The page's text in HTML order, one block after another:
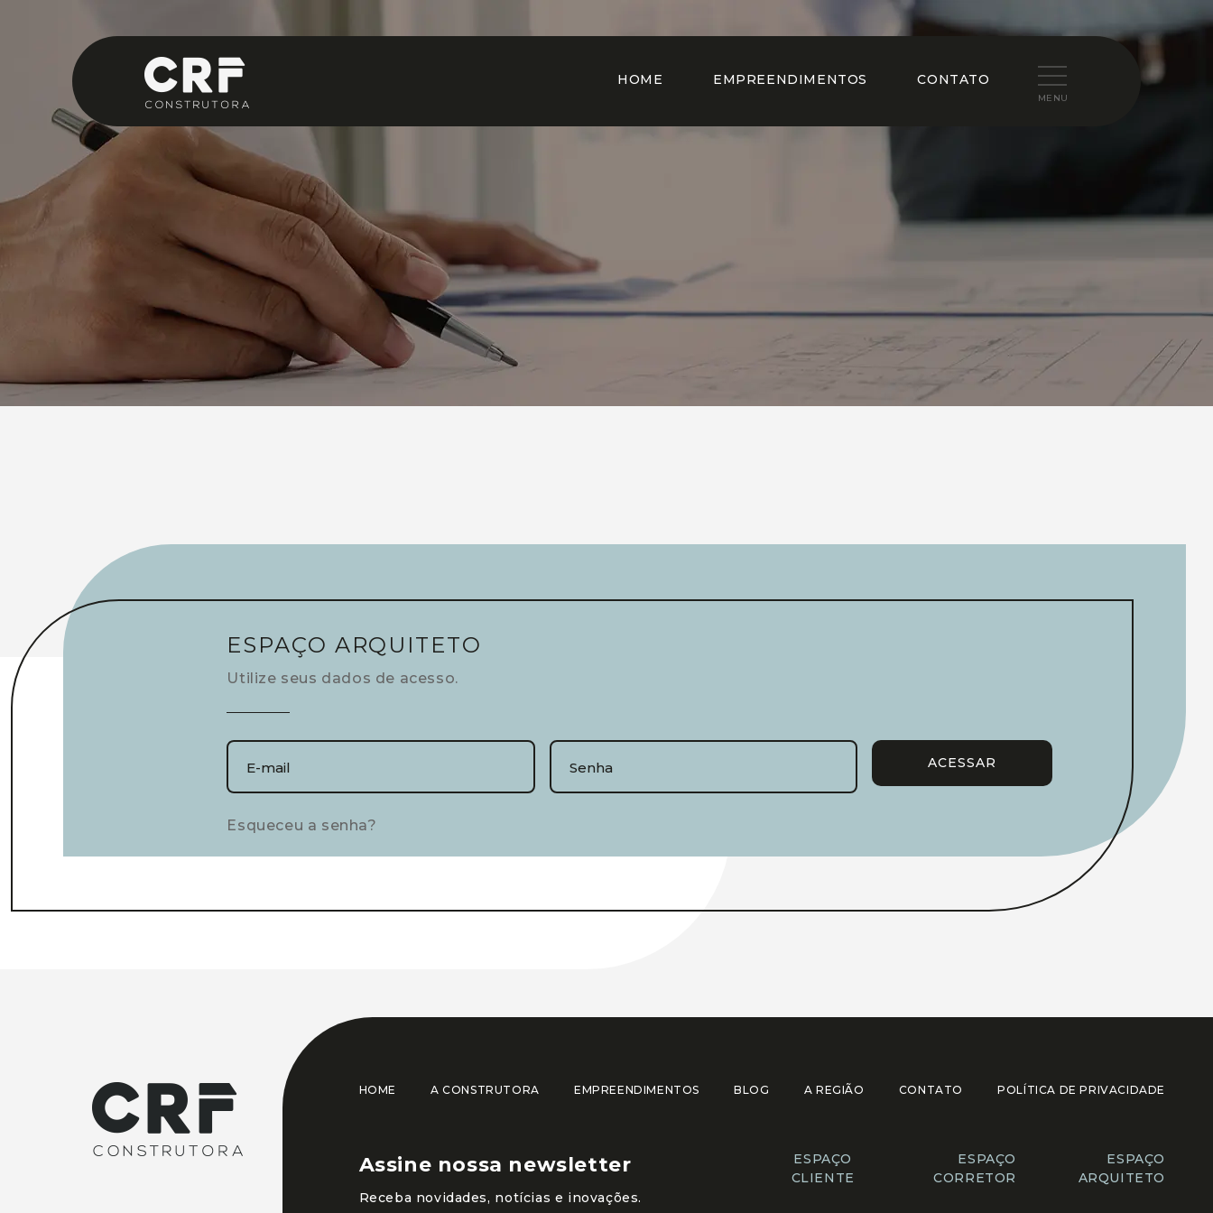
HOME EMPREENDIMENTOS CONTATO
MENU
ESPAÇO ARQUITETO
Utilize seus dados de acesso.
ACESSAR
Esqueceu a senha?
HOME A CONSTRUTORA EMPREENDIMENTOS BLOG A REGIÃO CONTATO POLÍTICA DE PRIVACIDADE
Assine nossa newsletter
Receba novidades, notícias e inovações.
ESPAÇO
CLIENTE
ESPAÇO
CORRETOR
ESPAÇO
ARQUITETO